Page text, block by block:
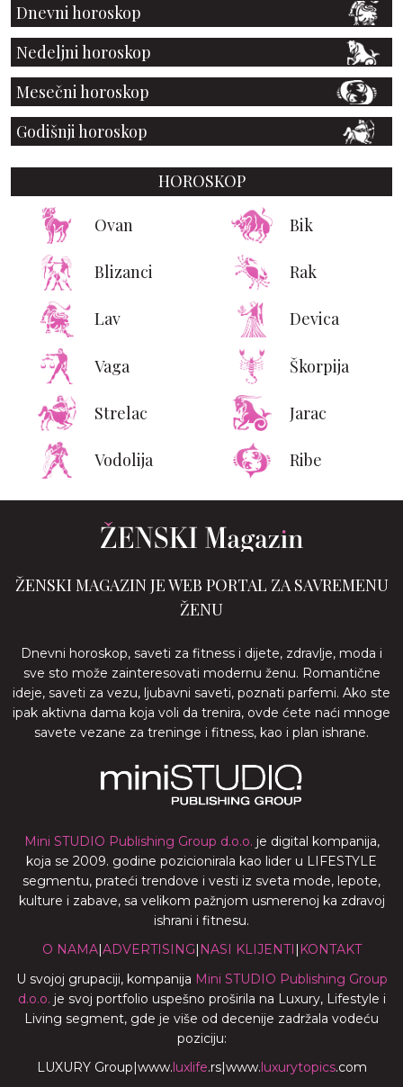
Dnevni horoskop
Nedeljni horoskop
Mesečni horoskop
Godišnji horoskop
HOROSKOP
Ovan Bik
Blizanci Rak
Lav Devica
Vaga Škorpija
Strelac Jarac
Vodolija Ribe
ŽENSKI MAGAZIN JE WEB PORTAL ZA SAVREMENU
ŽENU
Dnevni horoskop, saveti za fitness i dijete, zdravlje, moda i
sve sto može zainteresovati modernu ženu. Romantične
ideje, saveti za vezu, ljubavni saveti, poznati parfemi. Ako ste
ipak aktivna dama koja voli da trenira, ovde ćete naći mnoge
savete vezane za treninge i fitness, kao i plan ishrane.
Mini STUDIO Publishing Group d.o.o. je digital kompanija,
koja se 2009. godine pozicionirala kao lider u LIFESTYLE
segmentu, prateći trendove i vesti iz sveta mode, lepote,
kulture i zabave, sa velikom pažnjom usmerenoj ka zdravoj
ishrani i fitnesu.
O NAMA| ADVERTISING NASI KLIJENTI
KONTAKT
U svojoj grupaciji, kompanija Mini STUDIO Publishing Group
d.o.o. je svoj portfolio uspešno proširila na Luxury, Lifestyle i
Living segment, gde je više od decenije zadržala vodeću
poziciju:
LUXURY Group www. luxlife.rs| www. luxurytopics.com